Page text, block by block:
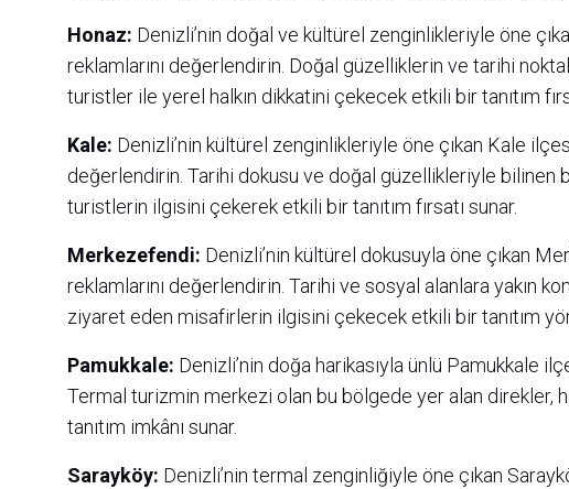
Honaz: Denizli’nin doğal ve kültürel zenginlikleriyle öne
reklamlarını değerlendirin. Doğal güzelliklerin ve tarihi
turistler ile yerel halkın dikkatini çekecek etkili bir tanıtım
Kale: Denizli’nin kültürel zenginlikleriyle öne çıkan Kale
değerlendirin. Tarihi dokusu ve doğal güzellikleriyle
turistlerin ilgisini çekerek etkili bir tanıtım fırsatı sunar.
Merkezefendi: Denizli’nin kültürel dokusuyla öne çıkan
reklamlarını değerlendirin. Tarihi ve sosyal alanlara yakın
ziyaret eden misafirlerin ilgisini çekecek etkili bir tanıtım
Pamukkale: Denizli’nin doğa harikasıyla ünlü Pamukkale
Termal turizmin merkezi olan bu bölgede yer alan
tanıtım imkânı sunar.
Sarayköy: Denizli’nin termal zenginliğiyle öne çıkan